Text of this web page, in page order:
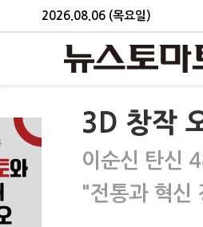
2026.08.06 (목요일)
3D 창작
이순신 탄신
"전통과 혁신